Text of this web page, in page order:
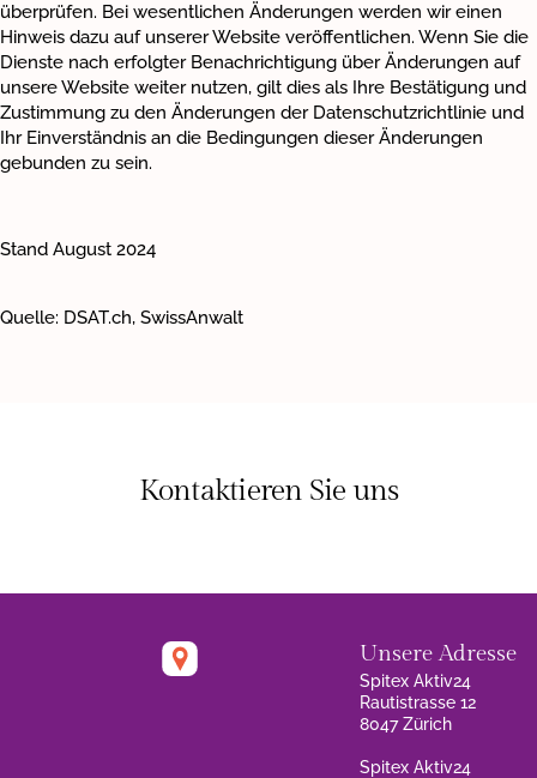
überprüfen. Bei wesentlichen Änderungen werden wir einen
Hinweis dazu auf unserer Website veröffentlichen. Wenn Sie die
Dienste nach erfolgter Benachrichtigung über Änderungen auf
unsere Website weiter nutzen, gilt dies als Ihre Bestätigung und
Zustimmung zu den Änderungen der Datenschutzrichtlinie und
Ihr Einverständnis an die Bedingungen dieser Änderungen
gebunden zu sein.
Stand August 2024
Quelle: DSAT.ch, SwissAnwalt
Kontaktieren Sie uns
Unsere Adresse
Spitex Aktiv24
Rautistrasse 12
8047 Zürich
Spitex Aktiv24